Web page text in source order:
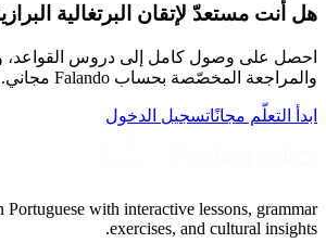
هل أنت مستعدّ لإتقان البرتغالية
احصل على وصول كامل إلى دروس القواعد،
والمراجعة المخصّصة بحساب Falando مجاني.
ابدأ التعلّم مجانًاتسجيل الدخول
Portuguese with interactive lessons, grammar
exercises, and cultural insights.